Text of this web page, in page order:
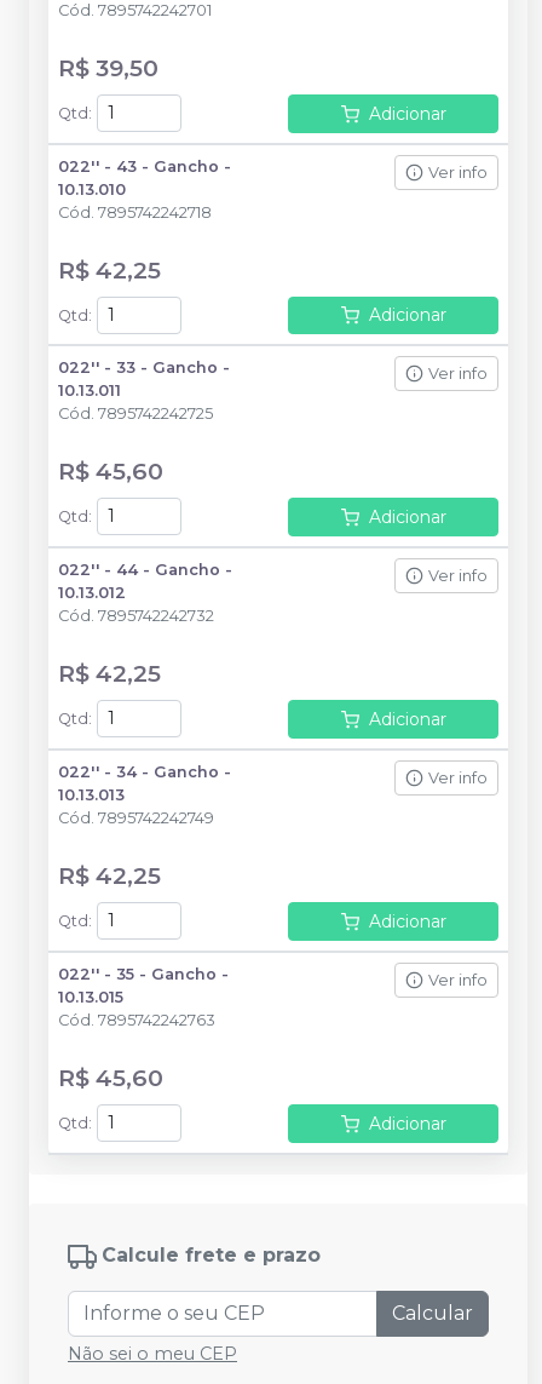
Cód. 7895742242701
R$ 39,50
Qtd : Adicionar
022'' - 43 - Gancho -
10.13.010
Cód. 7895742242718
Ver info
R$ 42,25
Qtd: Adicionar
022'' - 33 - Gancho -
10.13.011
Cód. 7895742242725
Ver info
R$ 45,60
Qtd : Adicionar
022'' - 44 - Gancho -
10.13.012
Cód. 7895742242732
Ver info
R$ 42,25
Qtd : Adicionar
022'' - 34 - Gancho -
10.13.013
Cód. 7895742242749
Ver info
R$ 42,25
Qtd : Adicionar
022'' - 35 - Gancho -
10.13.015
Cód. 7895742242763
Ver info
R$ 45,60
Qtd : Adicionar
Calcule frete e prazo
Calcular
Não sei o meu CEP